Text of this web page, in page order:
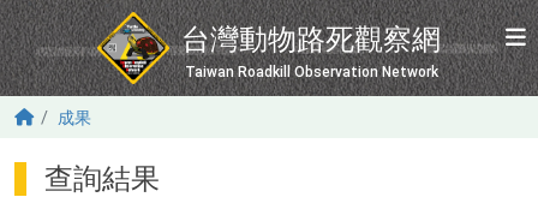
移至主內容
台灣動物路死觀察網
Taiwan Roadkill Observation Network
成果
查詢結果